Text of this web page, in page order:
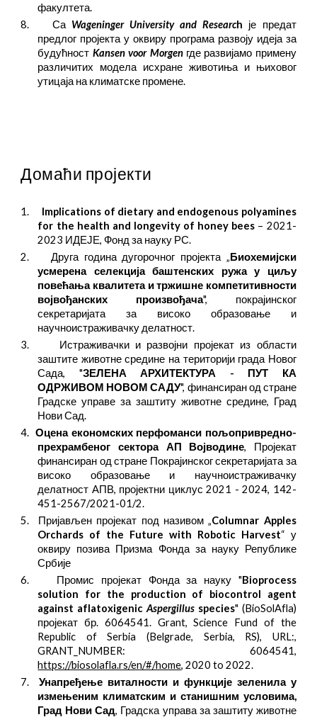
факултета.
8.
Са Wageninger University and Research је предат
предлог пројекта у оквиру програма развоју идеја за
будућност Kansen voor Morgenгде развијамо примену
различитих модела исхране животиња и њиховог
утицаја на климатске промене.
Домаћи пројекти
1.
Implications of dietary and endogenous polyamines
for the health and longevity of honey bees – 2021-
2023 ИДЕЈЕ, Фонд за науку РС.
2. Друга година дугорочног пројекта „Биохемијски
усмерена селекција баштенских ружа у циљу
повећања квалитета и тржишне компетитивности
војвођанских произвођача", покрајинског
секретаријата за високо образовање и
научноистраживачку делатност.
3.
Истраживачки и развојни пројекат из области
заштите животне средине на територији града Новог
Сада, "ЗЕЛЕНА АРХИТЕКТУРА - ПУТ КА
ОДРЖИВОМ НОВОМ САДУ", финансиран од стране
Градске управе за заштиту животне средине, Град
Нови Сад.
4. Оцена економских перфоманси пољопривредно-
прехрамбеног сектора АП Војводине, Пројекат
финансиран од стране Покрајинског секретаријата за
високо образовање и научноистраживачку
делатност АПВ, пројектни циклус 2021 - 2024, 142-
451-2567/2021-01/2.
5.
Пријављен пројекат под називом „Columnar Apples
Orchards of the Future with Robotic Harvest“ у
оквиру позива Призма Фонда за науку Републике
Србије
6.
Промис пројекaт Фонда за науку "Bioprocess
solution for the production of biocontrol agent
against aflatoxigenic Aspergillus species" (BioSolAfla)
пројекат бр. 6064541. Grant, Science Fund of the
Republic of Serbia (Belgrade, Serbia, RS), URL:,
GRANT_NUMBER: 6064541,
https://biosolafla.rs/en/#/home, 2020 to 2022.
7.
Унапређење виталности и функције зеленила у
измењеним климатским и станишним условима,
Град Нови Сад, Градска управа за заштиту животне